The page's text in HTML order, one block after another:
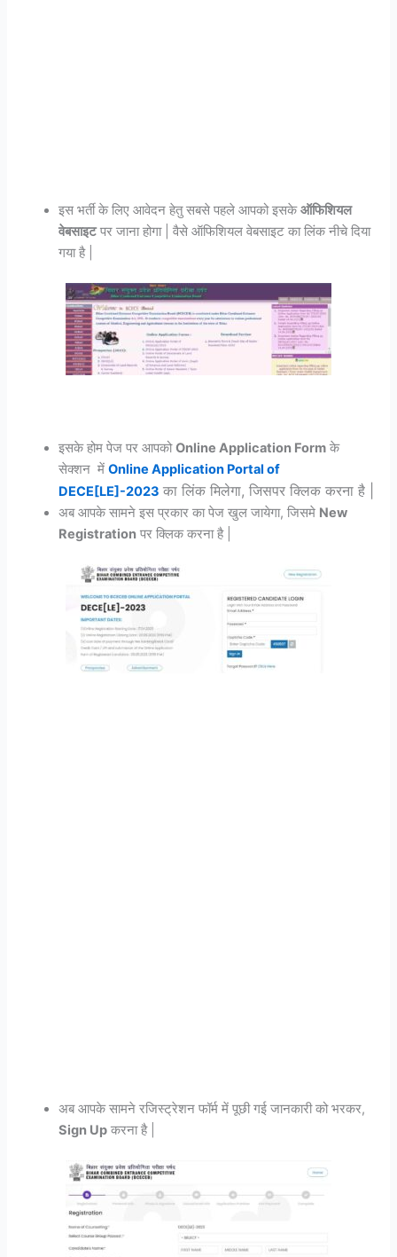
इस भर्ती के लिए आवेदन हेतु सबसे पहले आपको इसकेऑफिशियल
वेबसाइटपर जाना होगा | वैसे ऑफिशियल वेबसाइट का लिंक नीचे दिया
गया है |
इसके होम पेज पर आपकोOnline Application Form के
सेक्शन मेंOnline Application Portal of
DECE[LE]-2023 का लिंक मिलेगा, जिसपर क्लिक करना है |
अब आपके सामने इस प्रकार का पेज खुल जायेगा, जिसमे New
Registration पर क्लिक करना है |
अब आपके सामने रजिस्ट्रेशन फॉर्म में पूछी गई जानकारी को भरकर,
Sign Up करना है |